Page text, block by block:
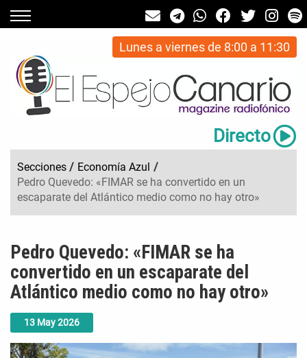
Lunes a viernes de 8:00 a 11:30
Directo
Secciones / Economía Azul /
Pedro Quevedo: «FIMAR se ha convertido en un
escaparate del Atlántico medio como no hay otro»
13 May2026
Pedro Quevedo: «FIMAR se ha
convertido en un escaparate del
Atlántico medio como no hay otro»